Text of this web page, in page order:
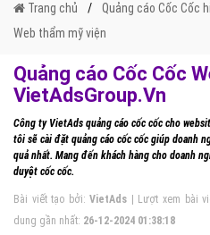
Trang chủ Quảng cáo Cốc Cốc
Web thẩm mỹ viện
Quảng cáo Cốc Cốc
VietAdsGroup.Vn
Công ty VietAds quảng cáo cốc cốc cho
tôi sẽ cài đặt quảng cáo cốc cốc giúp doanh
quả nhất. Mang đến khách hàng cho doanh
duyệt cốc cốc.
Bài viết tạo bởi:VietAds | Lượt xem bài
dung gần nhất: 26-12-2024 01:38:18